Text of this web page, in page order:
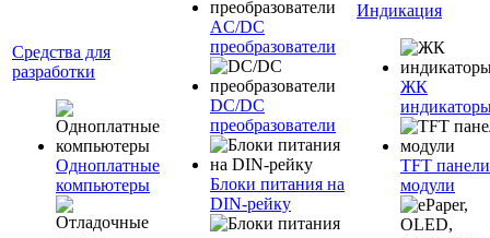
Средства для
разработки
Одноплатные
компьютеры
AC/DC
преобразователи
DC/DC
преобразователи
Блоки питания на
DIN-рейку
Индикация
ЖК
TFT
модули